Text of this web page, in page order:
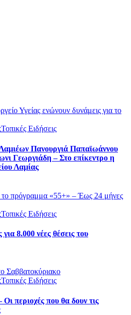
Τοπικές Ειδήσεις
Πανουργιά Παπαϊωάννου
Γεωργιάδη – Στο επίκεντρο η
Λαμίας
Τοπικές Ειδήσεις
8.000 νέες θέσεις του
Τοπικές Ειδήσεις
περιοχές που θα δουν τις